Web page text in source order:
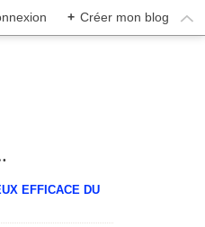
+ Créer mon blog
EFFICACE DU